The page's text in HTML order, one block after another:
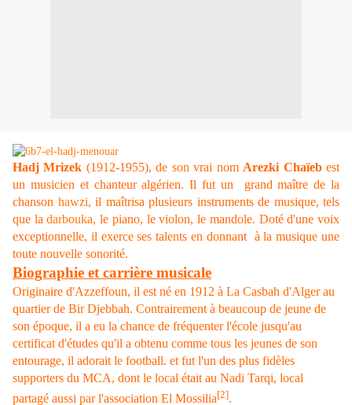
Hadj Mrizek (1912-1955), de son vrai nom Arezki Chaïebest
un musicien et chanteur algérien. Il fut un grand maître de la
chanson hawzi, il maîtrisa plusieurs instruments de musique, tels
que ladarbouka, le piano, le violon, le mandole. Doté d'une voix
exceptionnelle, il exerce ses talents en donnant à la musique une
toute nouvelle sonorité.
Biographie et carrière musicale
Originaire d'Azzeffoun, il est né en 1912 à La Casbah d'Alger au
quartier de Bir Djebbah. Contrairement à beaucoup de jeune de
son époque, il a eu la chance de fréquenter l'école jusqu'au
certificat d'études qu'il a obtenu comme tous les jeunes de son
entourage, il adorait le football. et fut l'un des plus fidèles
supporters du MCA, dont le local était au Nadi Tarqi, local
partagé aussi par l'association El Mossilia[2].